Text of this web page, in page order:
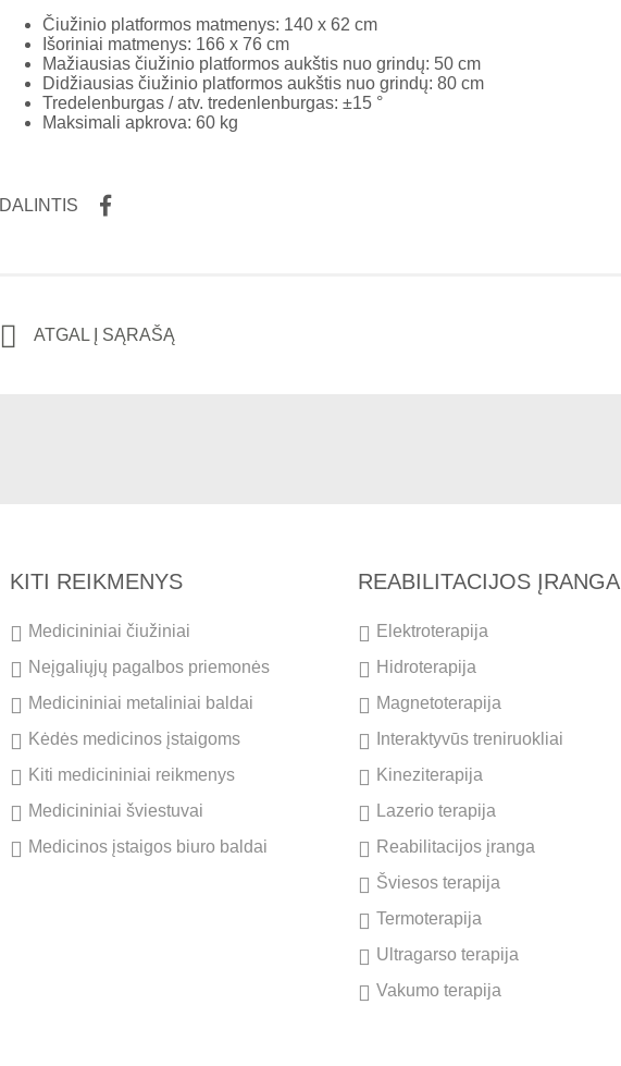
Čiužinio platformos matmenys: 140 x 62 cm
Išoriniai matmenys: 166 x 76 cm
Mažiausias čiužinio platformos aukštis nuo grindų: 50 cm
Didžiausias čiužinio platformos aukštis nuo grindų: 80 cm
Tredelenburgas / atv. tredenlenburgas: ±15 °
Maksimali apkrova: 60 kg
DALINTIS
ATGAL Į SĄRAŠĄ
KITI REIKMENYS
Medicininiai čiužiniai
Neįgaliųjų pagalbos priemonės
Medicininiai metaliniai baldai
Kėdės medicinos įstaigoms
Kiti medicininiai reikmenys
Medicininiai šviestuvai
Medicinos įstaigos biuro baldai
REABILITACIJOS ĮRANGA
Elektroterapija
Hidroterapija
Magnetoterapija
Interaktyvūs treniruokliai
Kineziterapija
Lazerio terapija
Reabilitacijos įranga
Šviesos terapija
Termoterapija
Ultragarso terapija
Vakumo terapija